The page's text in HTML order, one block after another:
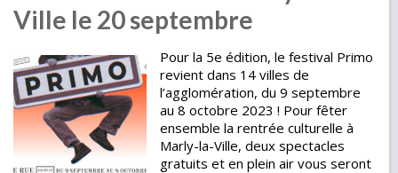
Ville le 20 septembre
Pour la 5e édition, le festival Primo
revient dans 14 villes de
l’agglomération, du 9 septembre
au 8 octobre 2023 ! Pour fêter
ensemble la rentrée culturelle à
Marly-la-Ville, deux spectacles
gratuits et en plein air vous seront